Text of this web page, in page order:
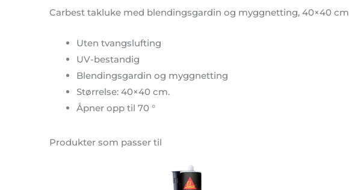
Carbest takluke med blendingsgardin og myggnetting, 40×40 cm
Uten tvangslufting
UV-bestandig
Blendingsgardin og myggnetting
Størrelse: 40×40 cm.
Åpner opp til 70 °
Produkter som passer til